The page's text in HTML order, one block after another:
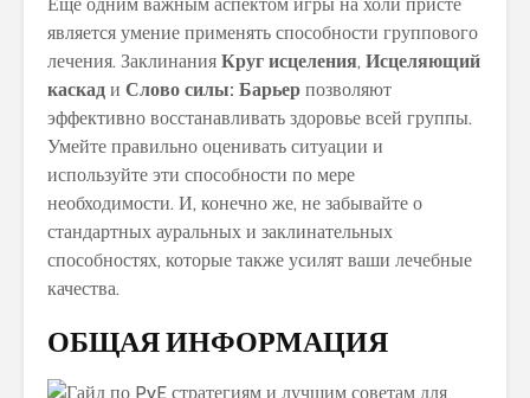
является умение применять способности группового
лечения. Заклинания Круг исцеления, Исцеляющий
каскад и Слово силы: Барьер позволяют
эффективно восстанавливать здоровье всей группы.
Умейте правильно оценивать ситуации и
используйте эти способности по мере
необходимости. И, конечно же, не забывайте о
стандартных ауральных и заклинательных
способностях, которые также усилят ваши лечебные
качества.
ОБЩАЯ ИНФОРМАЦИЯ